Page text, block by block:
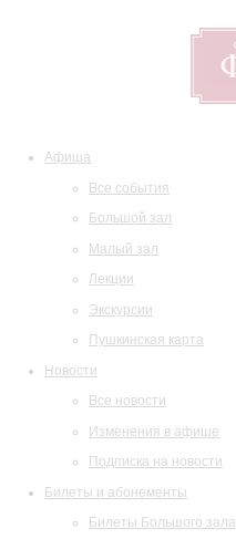
Афиша
Все события
Большой зал
Малый зал
Лекции
Экскурсии
Пушкинская карта
Новости
Все новости
Изменения в афише
Подписка на новости
Билеты и абонементы
Билеты Большого зала